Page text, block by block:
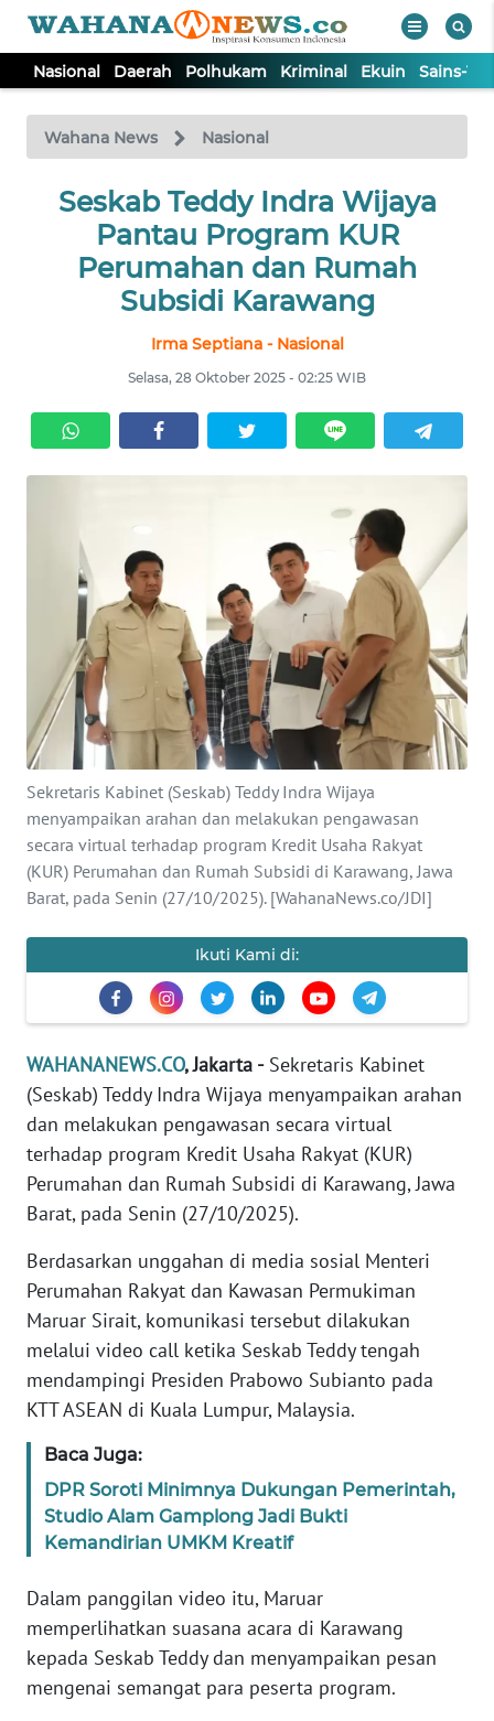
Nasional Daerah Polhukam Kriminal Ekuin Sains-
Wahana News Nasional
Seskab Teddy Indra Wijaya
Pantau Program KUR
Perumahan dan Rumah
Subsidi Karawang
Irma Septiana - Nasional
Selasa, 28 Oktober 2025 - 02:25 WIB
Sekretaris Kabinet (Seskab) Teddy Indra Wijaya
menyampaikan arahan dan melakukan pengawasan
secara virtual terhadap program Kredit Usaha Rakyat
(KUR) Perumahan dan Rumah Subsidi di Karawang, Jawa
Barat, pada Senin (27/10/2025). [WahanaNews.co/JDI]
Ikuti Kami di:
WAHANANEWS.CO, Jakarta -Sekretaris Kabinet
(Seskab) Teddy Indra Wijaya menyampaikan arahan
dan melakukan pengawasan secara virtual
terhadap program Kredit Usaha Rakyat (KUR)
Perumahan dan Rumah Subsidi di Karawang, Jawa
Barat, pada Senin (27/10/2025).
Berdasarkan unggahan di media sosial Menteri
Perumahan Rakyat dan Kawasan Permukiman
Maruar Sirait, komunikasi tersebut dilakukan
melalui video call ketika Seskab Teddy tengah
mendampingi Presiden Prabowo Subianto pada
KTT ASEAN di Kuala Lumpur, Malaysia.
Baca Juga:
DPR Soroti Minimnya Dukungan Pemerintah,
Studio Alam Gamplong Jadi Bukti
Kemandirian UMKM Kreatif
Dalam panggilan video itu, Maruar
memperlihatkan suasana acara di Karawang
kepada Seskab Teddy dan menyampaikan pesan
mengenai semangat para peserta program.
TV
Tutup
NASIONAL
DAERAH
EKUIN
KESEHATAN
INTERNASIONAL
SERBA-SERBI
PENDIDIKAN
OLAHRAGA
OPINI
EDITORIAL
BERITA
KONTAK
KAMI
INFO
TENTANG
KAMI
PEDOMAN
MEDIA
SIBER
KARIR
DISCLAIMER
Wahana
News
Regional